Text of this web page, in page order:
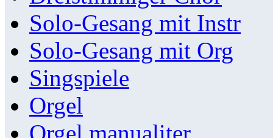
Solo-Gesang mit Instr
Solo-Gesang mit Org
Singspiele
Orgel